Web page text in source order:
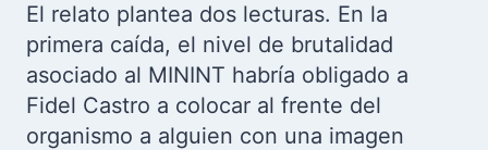
El relato plantea dos lecturas. En la
primera caída, el nivel de brutalidad
asociado al MININT habría obligado a
Fidel Castro a colocar al frente del
organismo a alguien con una imagen